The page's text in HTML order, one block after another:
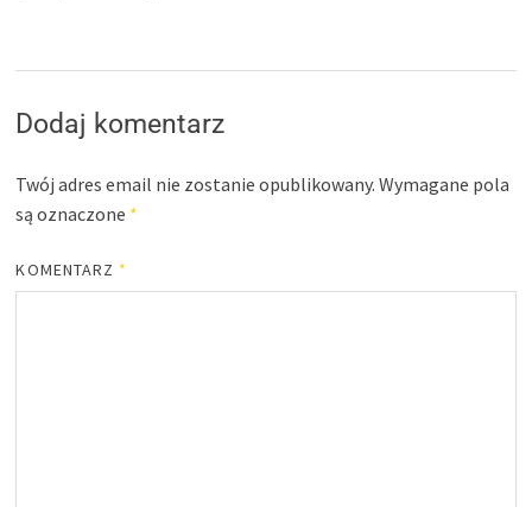
Dodaj komentarz
Twój adres email nie zostanie opublikowany. Wymagane pola
są oznaczone *
KOMENTARZ *